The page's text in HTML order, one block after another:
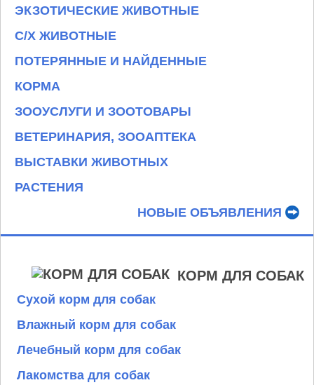
ЭКЗОТИЧЕСКИЕ ЖИВОТНЫЕ
С/Х ЖИВОТНЫЕ
ПОТЕРЯННЫЕ И НАЙДЕННЫЕ
КОРМА
ЗООУСЛУГИ И ЗООТОВАРЫ
ВЕТЕРИНАРИЯ, ЗООАПТЕКА
ВЫСТАВКИ ЖИВОТНЫХ
РАСТЕНИЯ
НОВЫЕ ОБЪЯВЛЕНИЯ
КОРМ ДЛЯ СОБАК
Сухой корм для собак
Влажный корм для собак
Лечебный корм для собак
Лакомства для собак